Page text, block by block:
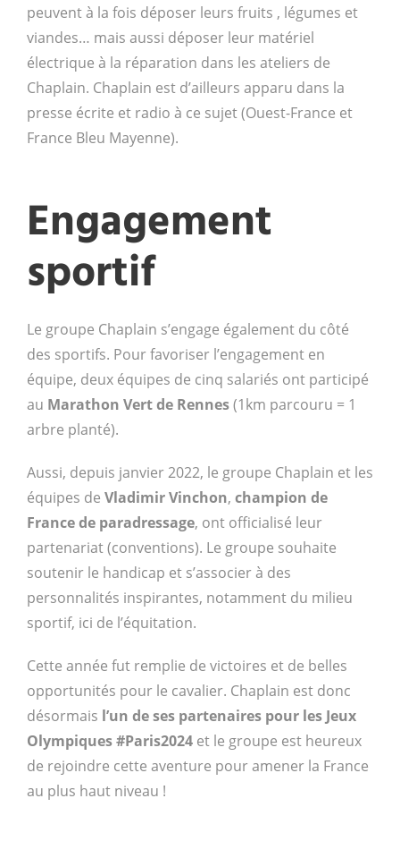
peuvent à la fois déposer leurs fruits , légumes et
viandes… mais aussi déposer leur matériel
électrique à la réparation dans les ateliers de
Chaplain. Chaplain est d’ailleurs apparu dans la
presse écrite et radio à ce sujet (Ouest-France et
France Bleu Mayenne).
Engagement
sportif
Le groupe Chaplain s’engage également du côté
des sportifs. Pour favoriser l’engagement en
équipe, deux équipes de cinq salariés ont participé
au Marathon Vert de Rennes(1km parcouru = 1
arbre planté).
Aussi, depuis janvier 2022, le groupe Chaplain et les
équipes de Vladimir Vinchon, champion de
France de paradressage, ont officialisé leur
partenariat (conventions). Le groupe souhaite
soutenir le handicap et s’associer à des
personnalités inspirantes, notamment du milieu
sportif, ici de l’équitation.
Cette année fut remplie de victoires et de belles
opportunités pour le cavalier. Chaplain est donc
désormais l’un de ses partenaires pour les Jeux
Olympiques #Paris2024 et le groupe est heureux
de rejoindre cette aventure pour amener la France
au plus haut niveau !